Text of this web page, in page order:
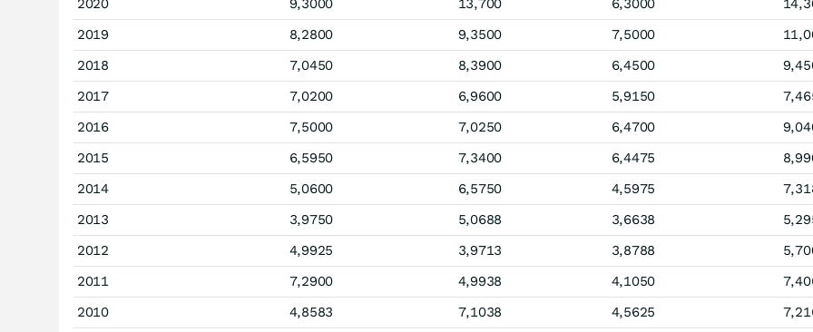
2020
9,3000 13,700 6,3000
2019
8,2800 9,3500 7,5000
2018
7,0450 8,3900 6,4500
2017
7,0200 6,9600 5,9150
2016
7,5000 7,0250 6,4700
2015
6,5950 7,3400 6,4475
2014
5,0600 6,5750 4,5975
2013
3,9750 5,0688 3,6638
2012
4,9925 3,9713 3,8788
2011
7,2900 4,9938 4,1050
2010
4,8583 7,1038 4,5625